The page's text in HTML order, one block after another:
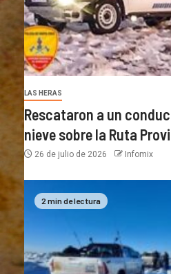
LAS HERAS
Rescataron a un
nieve sobre la Ruta
26 de julio de 2026 Infomix
2 min de lectura